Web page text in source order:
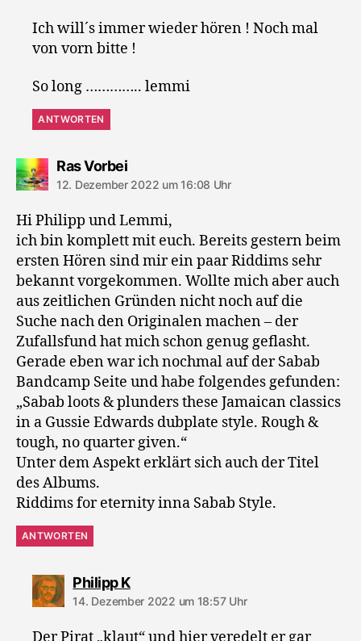
Ich will´s immer wieder hören ! Noch mal
von vorn bitte !
So long ………….. lemmi
ANTWORTEN
Ras Vorbeisagt:
12. Dezember 2022 um 16:08 Uhr
Hi Philipp und Lemmi,
ich bin komplett mit euch. Bereits gestern beim
ersten Hören sind mir ein paar Riddims sehr
bekannt vorgekommen. Wollte mich aber auch
aus zeitlichen Gründen nicht noch auf die
Suche nach den Originalen machen – der
Zufallsfund hat mich schon genug geflasht.
Gerade eben war ich nochmal auf der Sabab
Bandcamp Seite und habe folgendes gefunden:
„Sabab loots & plunders these Jamaican classics
in a Gussie Edwards dubplate style. Rough &
tough, no quarter given.“
Unter dem Aspekt erklärt sich auch der Titel
des Albums.
Riddims for eternity inna Sabab Style.
ANTWORTEN
Philipp Ksagt:
14. Dezember 2022 um 18:57 Uhr